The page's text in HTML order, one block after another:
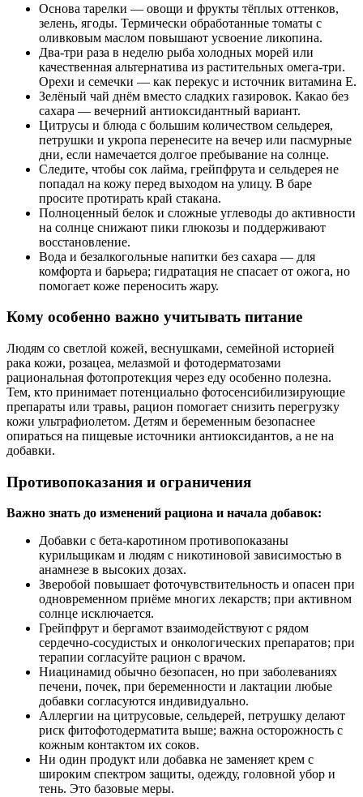
Основа тарелки — овощи и фрукты тёплых оттенков,
зелень, ягоды. Термически обработанные томаты с
оливковым маслом повышают усвоение ликопина.
Два‑три раза в неделю рыба холодных морей или
качественная альтернатива из растительных омега‑три.
Орехи и семечки — как перекус и источник витамина Е.
Зелёный чай днём вместо сладких газировок. Какао без
сахара — вечерний антиоксидантный вариант.
Цитрусы и блюда с большим количеством сельдерея,
петрушки и укропа перенесите на вечер или пасмурные
дни, если намечается долгое пребывание на солнце.
Следите, чтобы сок лайма, грейпфрута и сельдерея не
попадал на кожу перед выходом на улицу. В баре
просите протирать край стакана.
Полноценный белок и сложные углеводы до активности
на солнце снижают пики глюкозы и поддерживают
восстановление.
Вода и безалкогольные напитки без сахара — для
комфорта и барьера; гидратация не спасает от ожога, но
помогает коже переносить жару.
Кому особенно важно учитывать питание
Людям со светлой кожей, веснушками, семейной историей
рака кожи, розацеа, мелазмой и фотодерматозами
рациональная фотопротекция через еду особенно полезна.
Тем, кто принимает потенциально фотосенсибилизирующие
препараты или травы, рацион помогает снизить перегрузку
кожи ультрафиолетом. Детям и беременным безопаснее
опираться на пищевые источники антиоксидантов, а не на
добавки.
Противопоказания и ограничения
Важно знать до изменений рациона и начала добавок:
Добавки с бета‑каротином противопоказаны
курильщикам и людям с никотиновой зависимостью в
анамнезе в высоких дозах.
Зверобой повышает фоточувствительность и опасен при
одновременном приёме многих лекарств; при активном
солнце исключается.
Грейпфрут и бергамот взаимодействуют с рядом
сердечно‑сосудистых и онкологических препаратов; при
терапии согласуйте рацион с врачом.
Ниацинамид обычно безопасен, но при заболеваниях
печени, почек, при беременности и лактации любые
добавки согласуются индивидуально.
Аллергии на цитрусовые, сельдерей, петрушку делают
риск фитофотодерматита выше; важна осторожность с
кожным контактом их соков.
Ни один продукт или добавка не заменяет крем с
широким спектром защиты, одежду, головной убор и
тень. Это базовые меры.